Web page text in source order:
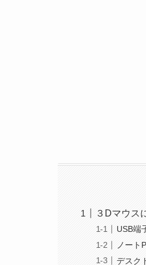
３Dマウス
USB端
ノート
デスク